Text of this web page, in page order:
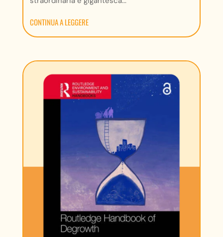
CONTINUA A LEGGERE